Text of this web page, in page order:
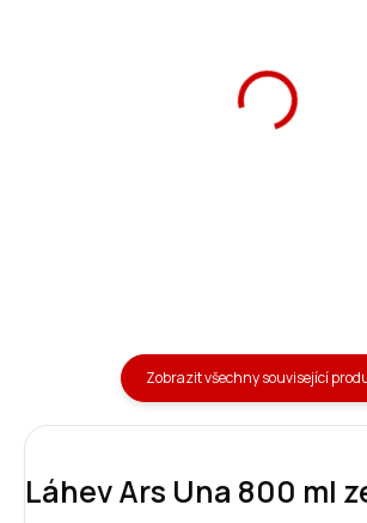
Zobrazit všechny související
Láhev Ars Una 800 ml